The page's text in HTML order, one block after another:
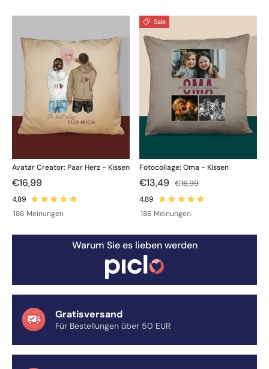
Avatar Creator: Paar Herz - Kissen
€16,99
186 Meinungen
Sale
Fotocollage: Oma - Kissen
€13,49 €16,99
186 Meinungen
Warum Sie es lieben werden
Gratisversand
Für Bestellungen über 50 EUR